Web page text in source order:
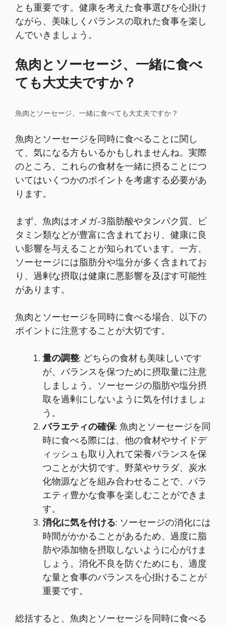
とも重要です。健康を考えた食事選びを心掛け
ながら、美味しくバランスの取れた食事を楽し
んでいきましょう。
魚肉とソーセージ、一緒に食べ
ても大丈夫ですか？
魚肉とソーセージ、一緒に食べても大丈夫ですか？
魚肉とソーセージを同時に食べることに関し
て、気になる方もいるかもしれませんね。実際
のところ、これらの食材を一緒に摂ることにつ
いてはいくつかのポイントを考慮する必要があ
ります。
まず、魚肉はオメガ-3脂肪酸やタンパク質、ビ
タミン類などが豊富に含まれており、健康に良
い影響を与えることが知られています。一方、
ソーセージには脂肪分や塩分が多く含まれてお
り、過剰な摂取は健康に悪影響を及ぼす可能性
があります。
魚肉とソーセージを同時に食べる場合、以下の
ポイントに注意することが大切です。
量の調整: どちらの食材も美味しいです
が、バランスを保つために摂取量に注意
しましょう。ソーセージの脂肪や塩分摂
取を過剰にしないように気を付けましょ
う。
バラエティの確保: 魚肉とソーセージを同
時に食べる際には、他の食材やサイドデ
ィッシュも取り入れて栄養バランスを保
つことが大切です。野菜やサラダ、炭水
化物源などを組み合わせることで、バラ
エティ豊かな食事を楽しむことができま
す。
消化に気を付ける: ソーセージの消化には
時間がかかることがあるため、過度に脂
肪や添加物を摂取しないように心がけま
しょう。消化不良を防ぐためにも、適度
な量と食事のバランスを心掛けることが
重要です。
総括すると、魚肉とソーセージを同時に食べる